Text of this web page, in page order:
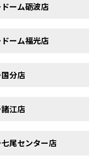
ーム砺波店
ーム福光店
分店
江店
尾センター店